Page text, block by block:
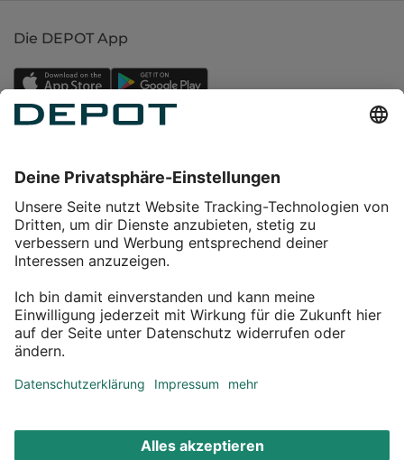
Die DEPOT App
Service
Über DEPOT
Kontakt